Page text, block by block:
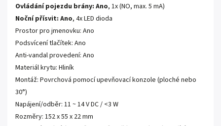
Ovládání pojezdu brány: Ano, 1x (NO, max. 5 mA)
Noční přísvit: Ano, 4x LED dioda
Prostor pro jmenovku: Ano
Podsvícení tlačítek: Ano
Anti-vandal provedení: Ano
Materiál krytu: Hliník
Montáž: Povrchová pomocí upevňovací konzole (ploché nebo
30°)
Napájení/odběr: 11 ~ 14 V DC / <3 W
Rozměry: 152 x 55 x 22 mm